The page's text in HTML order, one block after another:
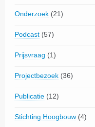
Onderzoek (21)
Podcast (57)
Prijsvraag (1)
Projectbezoek (36)
Publicatie (12)
Stichting Hoogbouw (4)